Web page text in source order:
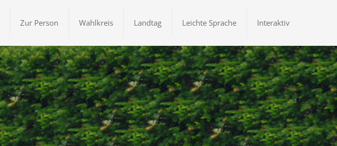
Zur Person Wahlkreis Landtag Leichte Sprache Interaktiv